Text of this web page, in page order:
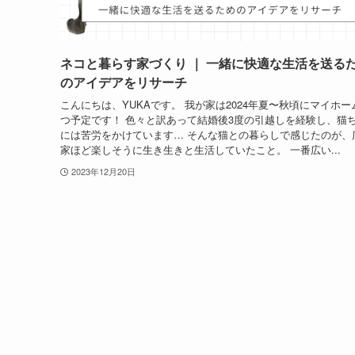
ネコと暮らす家づくり ｜ 一緒に快適な生活を送る
のアイデアをリサーチ
こんにちは、YUKAです。 我が家は2024年夏〜秋頃にマイホー
つ予定です！ 色々と訳あって結婚後3度の引越しを経験し、猫
には苦労をかけています… そんな猫との暮らしで感じたのが、
家ほど楽しそうに生き生きと生活していたこと。 一番広い...
2023年12月20日